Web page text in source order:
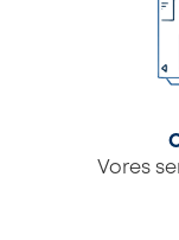
Vores